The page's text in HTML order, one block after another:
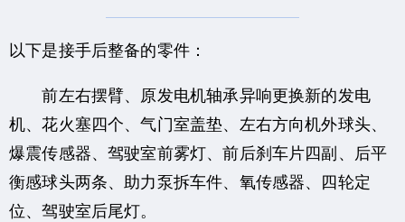
以下是接手后整备的零件：
前左右摆臂、原发电机轴承异响更换新的发电
机、花火塞四个、气门室盖垫、左右方向机外球头、
爆震传感器、驾驶室前雾灯、前后刹车片四副、后平
衡感球头两条、助力泵拆车件、氧传感器、四轮定
位、驾驶室后尾灯。